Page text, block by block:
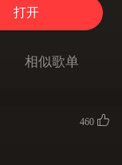
打开
相似歌单
460